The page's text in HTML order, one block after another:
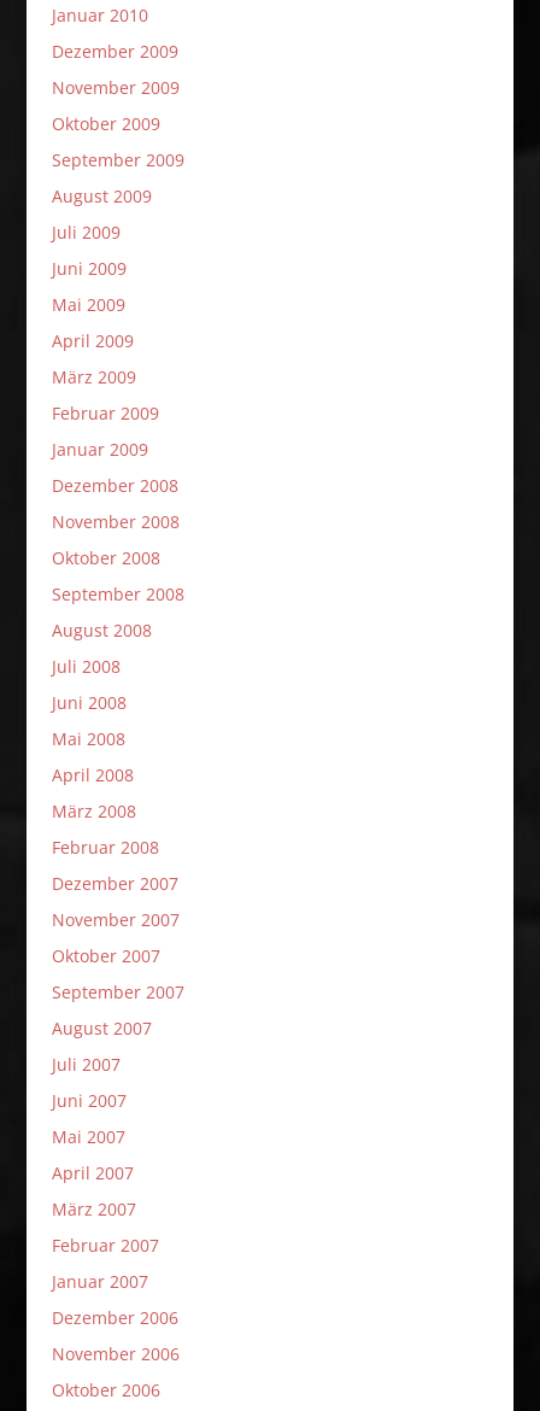
Januar 2010
Dezember 2009
November 2009
Oktober 2009
September 2009
August 2009
Juli 2009
Juni 2009
Mai 2009
April 2009
März 2009
Februar 2009
Januar 2009
Dezember 2008
November 2008
Oktober 2008
September 2008
August 2008
Juli 2008
Juni 2008
Mai 2008
April 2008
März 2008
Februar 2008
Dezember 2007
November 2007
Oktober 2007
September 2007
August 2007
Juli 2007
Juni 2007
Mai 2007
April 2007
März 2007
Februar 2007
Januar 2007
Dezember 2006
November 2006
Oktober 2006